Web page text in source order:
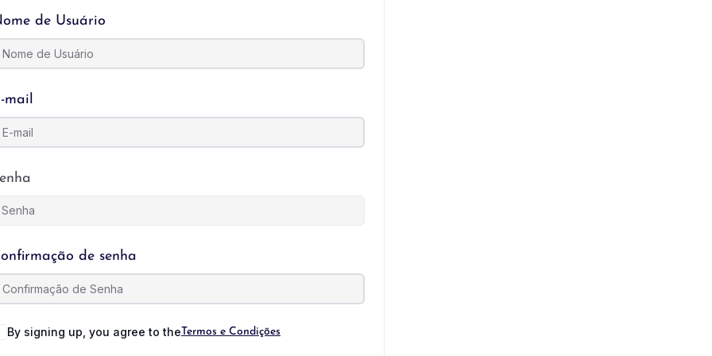
de Usuário
mail
de senha
By signing up, you agree to theTermos e Condições